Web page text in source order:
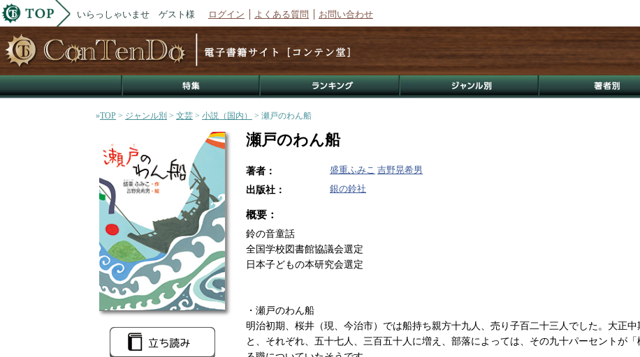
いらっしゃいませ ゲスト様 ログイン よくある質問 お問い合わせ
»TOP > ジャンル別 > 文芸 > 小説（国内） > 瀬戸のわん船
瀬戸のわん船
著者： 盛重ふみこ 吉野晃希男
出版社： 銀の鈴社
概要：
鈴の音童話
全国学校図書館協議会選定
日本子どもの本研究会選定
・瀬戸のわん船
明治初期、桜井（現、今治市）では船持ち親方十九人、売り子百二十三人でした。大正中
と、それぞれ、五十七人、三百五十人に増え、部落によっては、その九十パーセントが「